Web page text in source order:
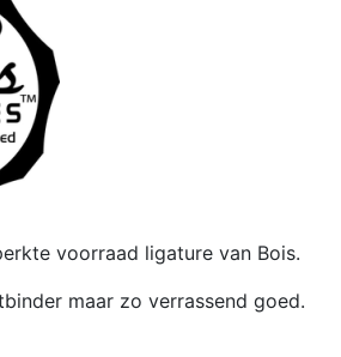
voorraad ligature van Bois.
maar zo verrassend goed.